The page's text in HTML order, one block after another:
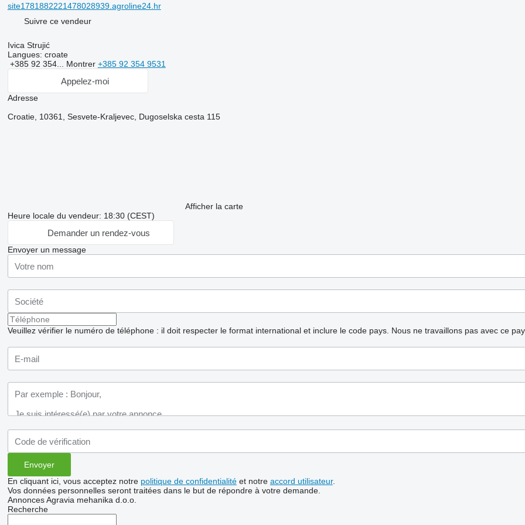
site1781882221478028939.agroline24.hr
Suivre ce vendeur
Ivica Strujić
Langues: croate
+385 92 354... Montrer +385 92 354 9531
Appelez-moi
Adresse
Croatie, 10361, Sesvete-Kraljevec, Dugoselska cesta 115
Afficher la carte
Heure locale du vendeur: 18:30 (CEST)
Demander un rendez-vous
Envoyer un message
Veuillez vérifier le numéro de téléphone : il doit respecter le format international et inclure le code pays. Nous ne travaillons pas avec ce
En cliquant ici, vous acceptez notre politique de confidentialitéet notre accord utilisateur.
Vos données personnelles seront traitées dans le but de répondre à votre demande.
Annonces Agravia mehanika d.o.o.
Recherche